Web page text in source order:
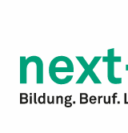
Laufbahn
Beratung